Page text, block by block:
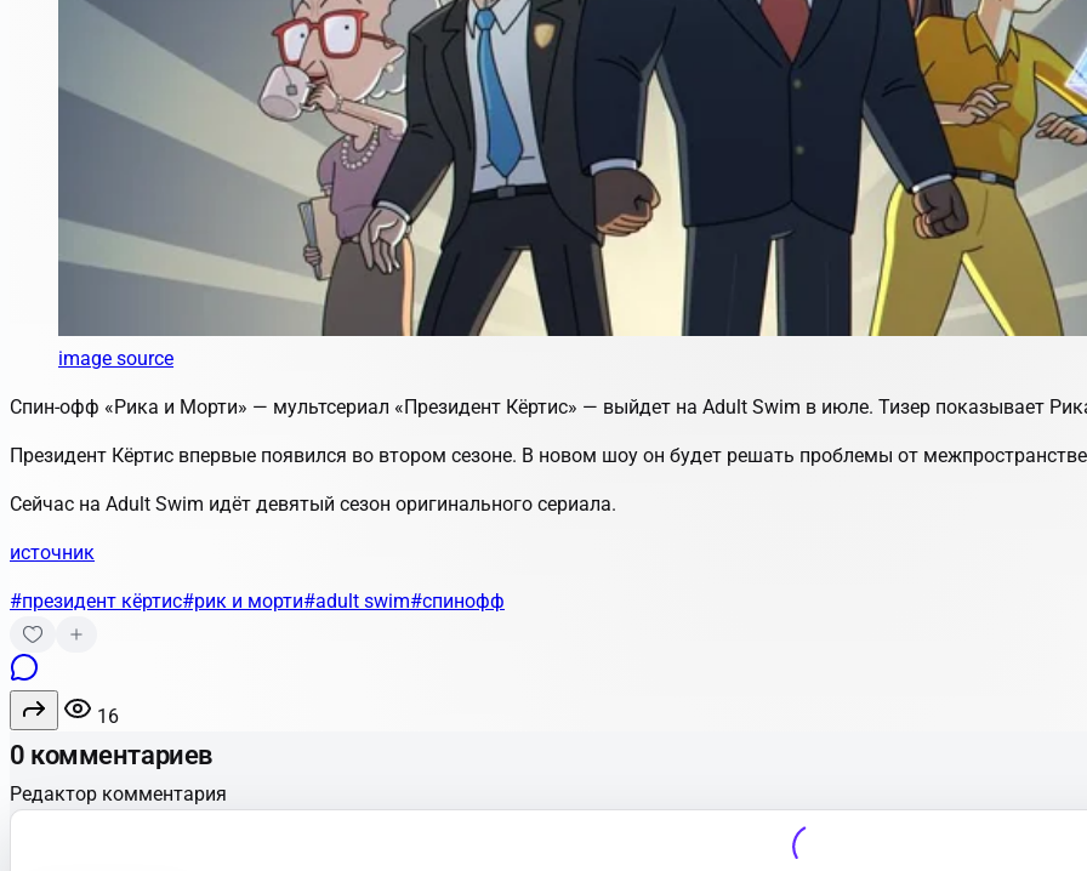
image source
Спин-офф «Рика и Морти» — мультсериал «Президент Кёртис» — выйдет на Adult Swim в июле. Тизер показывает
Президент Кёртис впервые появился во втором сезоне. В новом шоу он будет решать проблемы от
Сейчас на Adult Swim идёт девятый сезон оригинального сериала.
источник
#президент кёртис#рик и морти#adult swim#спинофф
16
0 комментариев
Редактор комментария